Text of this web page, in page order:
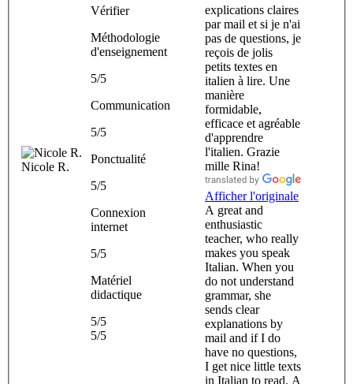
Nicole R.
Vérifier
Méthodologie
d'enseignement
5/5
Communication
5/5
Ponctualité
5/5
Connexion
internet
5/5
Matériel
didactique
5/5
5/5
explications claires
par mail et si je n'ai
pas de questions, je
reçois de jolis
petits textes en
italien à lire. Une
manière
formidable,
efficace et agréable
d'apprendre
l'italien. Grazie
mille Rina!
Afficher l'originale
A great and
enthusiastic
teacher, who really
makes you speak
Italian. When you
do not understand
grammar, she
sends clear
explanations by
mail and if I do
have no questions,
I get nice little texts
in Italian to read. A